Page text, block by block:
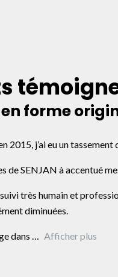
forme
2015, j’ai eu un
de SENJAN à accentué
très humain et
diminuées.
dans
Afficher plus